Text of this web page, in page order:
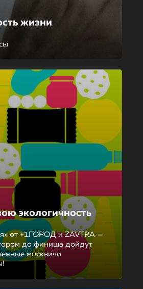
жизни
экологичность
от +1ГОРОД и ZAVTRA —
до финиша дойдут
москвичи